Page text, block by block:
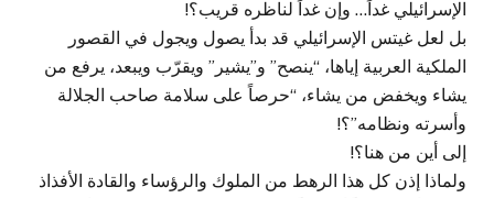
الإسرائيلي غداً… وإن غداً لناظره قريب؟!
بل لعل غيتس الإسرائيلي قد بدأ يصول ويجول في القصور
الملكية العربية إياها، “ينصح” و”يشير” ويقرّب ويبعد، يرفع من
يشاء ويخفض من يشاء، “حرصاً على سلامة صاحب الجلالة
وأسرته ونظامه”؟!
إلى أين من هنا؟!
ولماذا إذن كل هذا الرهط من الملوك والرؤساء والقادة الأفذاذ